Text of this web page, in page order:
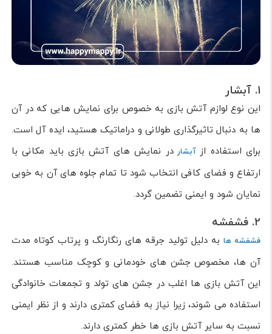
1. آبشار
این نوع لوازم آتش بازی به خصوص برای نمایش هایی که در آن
ها به دنبال تاثیرگذاری طولانی و دراماتیک هستید، ایده آل است.
برای استفاده از آبشاردر نمایش های آتش بازی باید مکانی با
ارتفاع و فضای کافی انتخاب شود تا تمام جلوه های آن به خوبی
نمایان شود و ایمنی تضمین گردد.
2. فشفشه
فشفشه ها به دلیل تولید جرقه های رنگارنگ و پرتاب کوتاه مدت
آن ها، مخصوص جشن های خودمانی و کوچک مناسب هستند.
این آتش بازی ها اغلب در جشن های تولد و تجمعات خانوادگی
استفاده می شوند، زیرا نیاز به فضای کمتری دارند و از نظر ایمنی
نسبت به سایر آتش بازی ها خطر کمتری دارند.